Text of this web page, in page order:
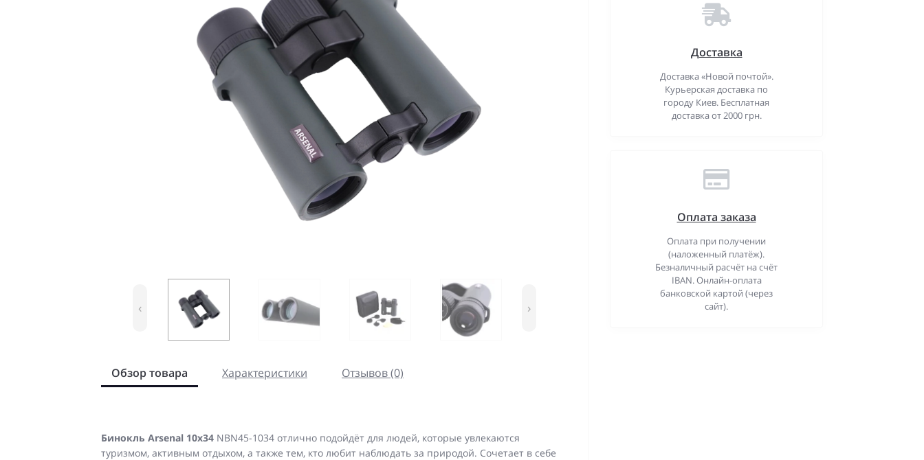
‹ ›
Обзор товара Характеристики Отзывов (0)
Бинокль Arsenal 10x34 NBN45-1034 отлично подойдёт для людей, которые увлекаются
туризмом, активным отдыхом, а также тем, кто любит наблюдать за природой. Сочетает в себе
Доставка
Доставка «Новой почтой».
Курьерская доставка по
городу Киев. Бесплатная
доставка от 2000 грн.
Оплата заказа
Оплата при получении
(наложенный платёж).
Безналичный расчёт на счёт
IBAN. Онлайн-оплата
банковской картой (через
сайт).